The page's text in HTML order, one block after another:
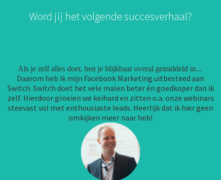
Word jij het volgende succesverhaal?
Als je zelf alles doet, ben je blijkbaar overal gemiddeld in...
Daarom heb ik mijn Facebook Marketing uitbesteed aan
Switch. Switch doet het vele malen beter én goedkoper dan ik
zelf. Hierdoor groeien we keihard en zitten o.a. onze webinars
steevast vol met enthousiaste leads. Heerlijk dat ik hier geen
omkijken meer naar heb!